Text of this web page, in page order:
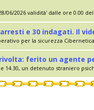
2026 validità' dalle ore 0.00
e 30 indagati. Il
per la sicurezza Cibernetica
ferito un agente
un detenuto straniero